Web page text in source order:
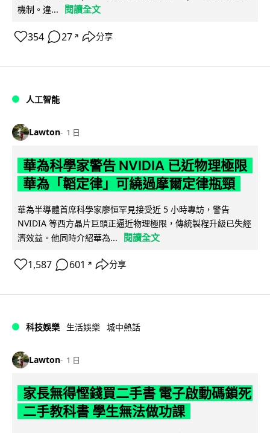
機制。違...
閱讀全文
354 27 ↗ 分享
人工智能
Lawton 1 日
華為科學家警告 NVIDIA 已近物理極限
華為「韜定律」可繞過摩爾定律瓶頸
華為半導體首席科學家廖恒罕見接受近 5 小時專訪，警告
NVIDIA 等西方晶片巨頭正逼近物理極限，傳統製程升級已失經
濟效益。他同時介紹華為...
閱讀全文
1,587 601 ↗ 分享
科技娛樂 生活娛樂 城中熱話
Lawton 1 日
家長無得慳錢買二手書 電子啟動碼鎖死
二手教科書 學生無法做功課